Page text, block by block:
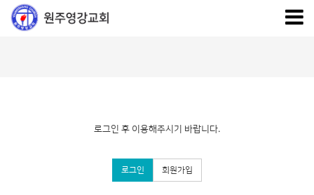
로그인 후 이용해주시기 바랍니다.
로그인 회원가입